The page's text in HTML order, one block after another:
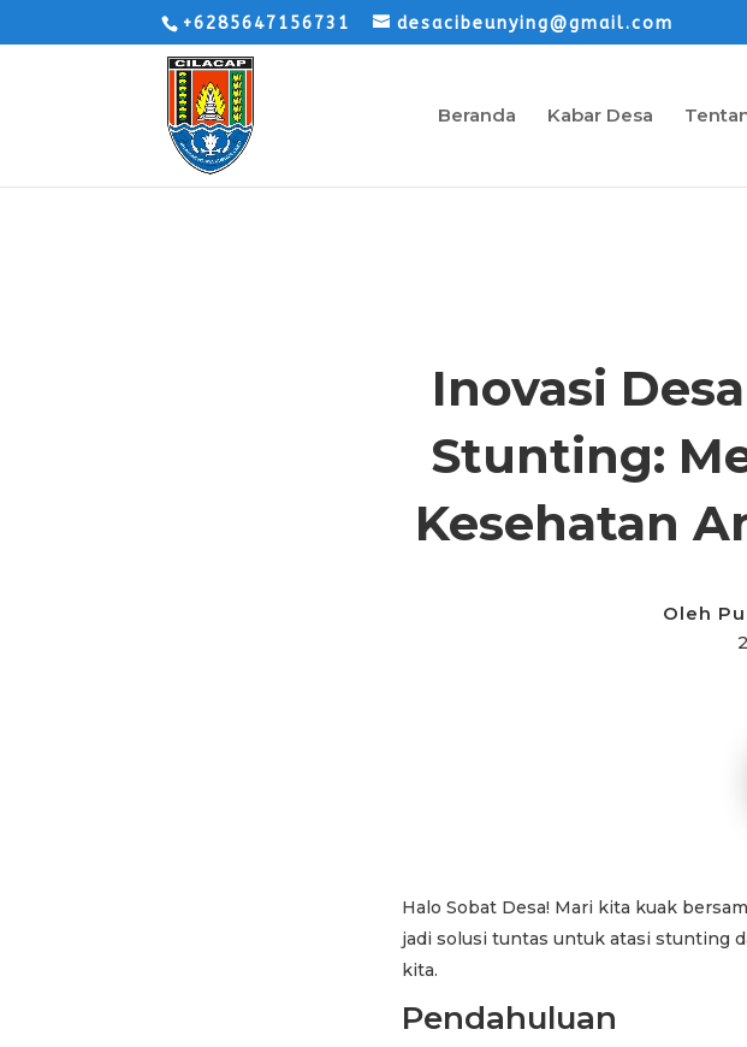
+6285647156731 desacibeunying@gmail.com
Beranda Kabar Desa
Inovasi
Stunting:
Kesehatan
Oleh
Halo Sobat Desa! Mari kita kuak
jadi solusi tuntas untuk atasi stunting
kita.
Pendahuluan